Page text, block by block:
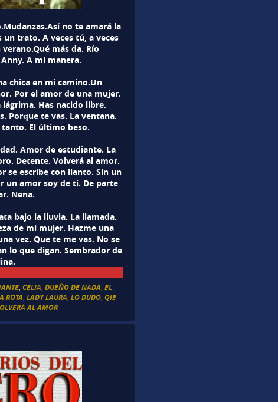
no te amará la
trato. A veces tú, a veces
más da. Río
A mi manera.
chica en mi camino.Un
Por el amor de una mujer.
Has nacido libre.
Porque te vas. La ventana.
tanto. El último beso.
Amor de estudiante. La
Detente. Volverá al amor.
se escribe con llanto. Sin un
un amor soy de ti. De parte
Nena.
bajo la lluvia. La llamada.
de mi mujer. Hazme una
vez. Que te me vas. No se
lo que digan. Sembrador de
,CELIA ,DUEÑO DE NADA ,EL
ROTA ,LADY LAURA ,LO DUDO ,QIE
AL AMOR